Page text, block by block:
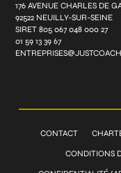
176 AVENUE CHARLES DE
92522 NEUILLY-SUR-SEINE
SIRET 805 067 048 000 27
01 59 13 39 67
CONTACT
CONDITIONS